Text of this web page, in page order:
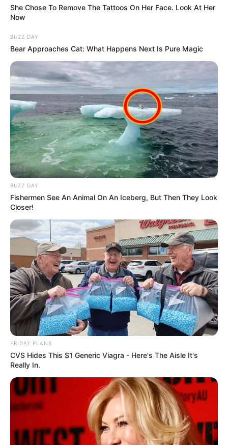
She Chose To Remove The Tattoos On Her Face. Look At Her
Now
BUZZ DAY
Bear Approaches Cat: What Happens Next Is Pure Magic
BUZZ DAY
Fishermen See An Animal On An Iceberg, But Then They Look
Closer!
FRIDAY PLANS
CVS Hides This $1 Generic Viagra - Here's The Aisle It's
Really In.